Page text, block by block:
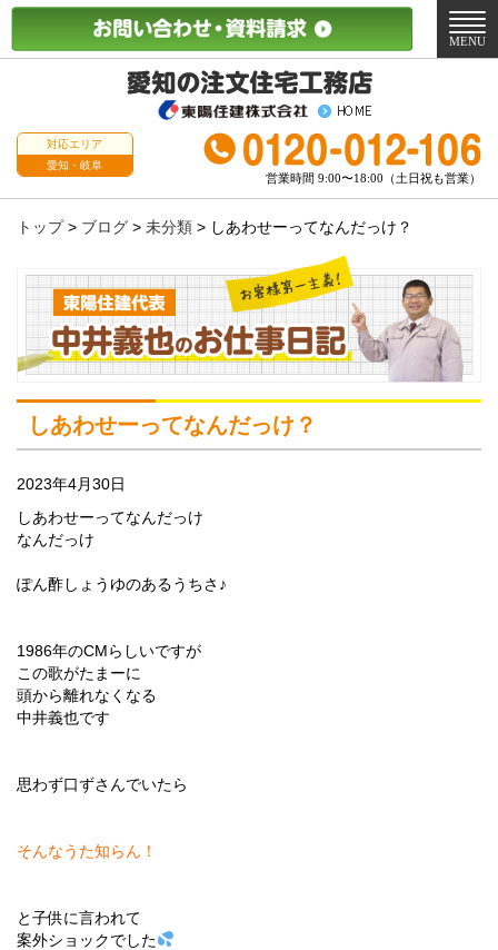
対応エリア
愛知・岐阜
営業時間 9:00〜18:00（土日祝も営業）
メ
ニ
MENU
トップ> ブログ > 未分類 > しあわせーってなんだっけ？
しあわせーってなんだっけ？
2023年4月30日
しあわせーってなんだっけ
なんだっけ
ぽん酢しょうゆのあるうちさ♪
1986年のCMらしいですが
この歌がたまーに
頭から離れなくなる
中井義也です
思わず口ずさんでいたら
そんなうた知らん！
と子供に言われて
案外ショックでした